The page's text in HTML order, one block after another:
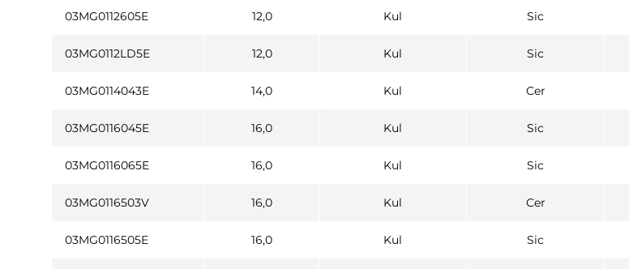
03MG0112605E 12,0 Kul Sic
03MG0112LD5E 12,0 Kul Sic
03MG0114043E 14,0 Kul Cer
03MG0116045E 16,0 Kul Sic
03MG0116065E 16,0 Kul Sic
03MG0116503V 16,0 Kul Cer
03MG0116505E 16,0 Kul Sic